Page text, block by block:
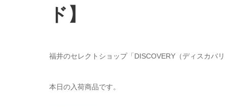
ド】
福井のセレクトショップ「DISCOVERY（ディスカバリ
本日の入荷商品です。